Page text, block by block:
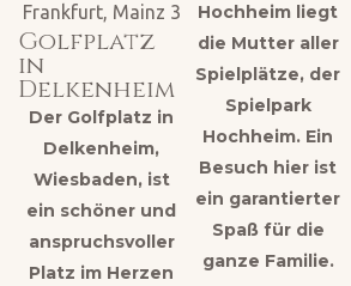
Golfplatz
in
Delkenheim
Der Golfplatz in
Delkenheim,
Wiesbaden, ist
ein schöner und
anspruchsvoller
Platz im Herzen
Hochheim liegt
die Mutter aller
Spielplätze, der
Spielpark
Hochheim. Ein
Besuch hier ist
ein garantierter
Spaß für die
ganze Familie.